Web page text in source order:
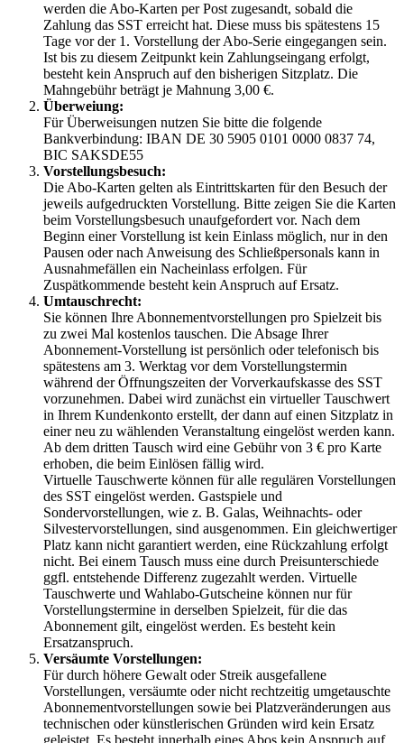
werden die Abo-Karten per Post zugesandt, sobald die
Zahlung das SST erreicht hat. Diese muss bis spätestens 15
Tage vor der 1. Vorstellung der Abo-Serie eingegangen sein.
Ist bis zu diesem Zeitpunkt kein Zahlungseingang erfolgt,
besteht kein Anspruch auf den bisherigen Sitzplatz. Die
Mahngebühr beträgt je Mahnung 3,00 €.
Überweiung:
Für Überweisungen nutzen Sie bitte die folgende
Bankverbindung: IBAN DE 30 5905 0101 0000 0837 74,
BIC SAKSDE55
Vorstellungsbesuch:
Die Abo-Karten gelten als Eintrittskarten für den Besuch der
jeweils aufgedruckten Vorstellung. Bitte zeigen Sie die Karten
beim Vorstellungsbesuch unaufgefordert vor. Nach dem
Beginn einer Vorstellung ist kein Einlass möglich, nur in den
Pausen oder nach Anweisung des Schließpersonals kann in
Ausnahmefällen ein Nacheinlass erfolgen. Für
Zuspätkommende besteht kein Anspruch auf Ersatz.
Umtauschrecht:
Sie können Ihre Abonnementvorstellungen pro Spielzeit bis
zu zwei Mal kostenlos tauschen. Die Absage Ihrer
Abonnement-Vorstellung ist persönlich oder telefonisch bis
spätestens am 3. Werktag vor dem Vorstellungstermin
während der Öffnungszeiten der Vorverkaufskasse des SST
vorzunehmen. Dabei wird zunächst ein virtueller Tauschwert
in Ihrem Kundenkonto erstellt, der dann auf einen Sitzplatz in
einer neu zu wählenden Veranstaltung eingelöst werden kann.
Ab dem dritten Tausch wird eine Gebühr von 3 € pro Karte
erhoben, die beim Einlösen fällig wird.
Virtuelle Tauschwerte können für alle regulären Vorstellungen
des SST eingelöst werden. Gastspiele und
Sondervorstellungen, wie z. B. Galas, Weihnachts- oder
Silvestervorstellungen, sind ausgenommen. Ein gleichwertiger
Platz kann nicht garantiert werden, eine Rückzahlung erfolgt
nicht. Bei einem Tausch muss eine durch Preisunterschiede
ggfl. entstehende Differenz zugezahlt werden. Virtuelle
Tauschwerte und Wahlabo-Gutscheine können nur für
Vorstellungstermine in derselben Spielzeit, für die das
Abonnement gilt, eingelöst werden. Es besteht kein
Ersatzanspruch.
Versäumte Vorstellungen:
Für durch höhere Gewalt oder Streik ausgefallene
Vorstellungen, versäumte oder nicht rechtzeitig umgetauschte
Abonnementvorstellungen sowie bei Platzveränderungen aus
technischen oder künstlerischen Gründen wird kein Ersatz
geleistet. Es besteht innerhalb eines Abos kein Anspruch auf